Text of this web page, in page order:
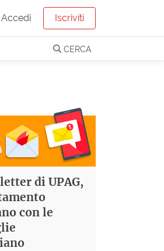
Accedi Iscriviti
CERCA
di UPAG,
con le